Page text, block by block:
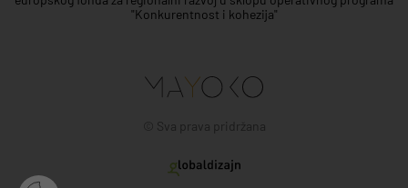
"Konkurentnost i kohezija"
© Sva prava pridržana